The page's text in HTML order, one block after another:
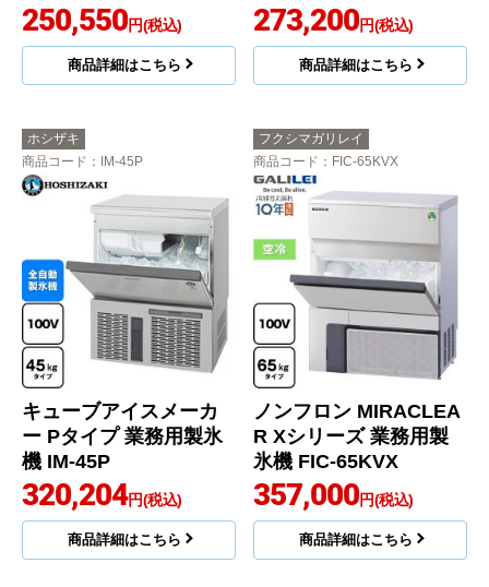
250,550円(税込)
商品詳細はこちら
273,200円(税込)
商品詳細はこちら
ホシザキ
商品コード ：IM-45P
キューブアイスメーカ
ー Pタイプ 業務用製氷
機 IM-45P
320,204円(税込)
商品詳細はこちら
フクシマガリレイ
商品コード ：FIC-65KVX
ノンフロン MIRACLEA
R Xシリーズ 業務用製
氷機 FIC-65KVX
357,000円(税込)
商品詳細はこちら